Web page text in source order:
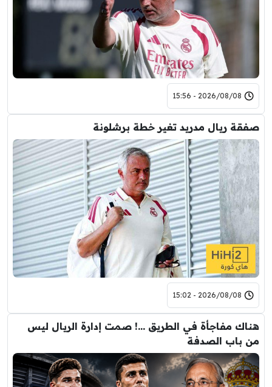
2026/08/08 - 15:56
صفقة ريال مدريد تغير خطة برشلونة
2026/08/08 - 15:02
هناك مفاجأة في الطريق …! صمت إدارة الريال ليس
من باب الصدفة